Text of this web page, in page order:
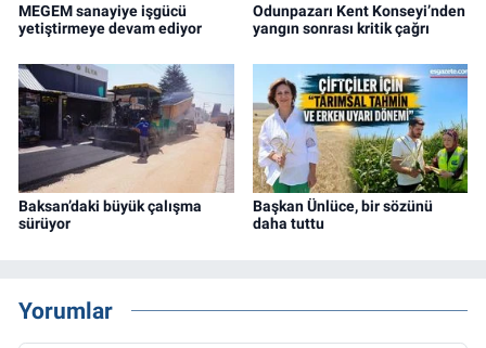
MEGEM sanayiye işgücü
yetiştirmeye devam ediyor
Odunpazarı Kent Konseyi’nden
yangın sonrası kritik çağrı
Baksan’daki büyük çalışma
sürüyor
Başkan Ünlüce, bir sözünü
daha tuttu
Yorumlar